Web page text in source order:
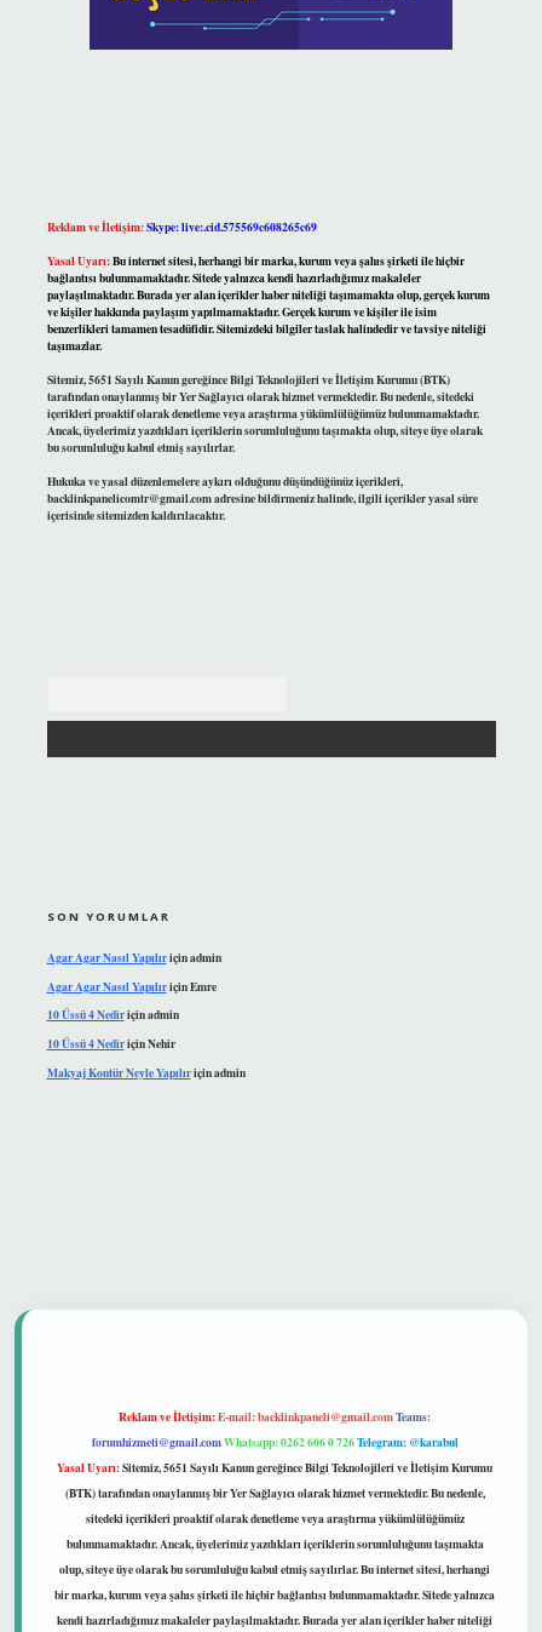
Reklam ve İletişim:Skype: live:.cid.575569c608265c69
Yasal Uyarı:Bu internet sitesi, herhangi bir marka, kurum veya şahıs şirketi ile hiçbir
bağlantısı bulunmamaktadır. Sitede yalnızca kendi hazırladığımız makaleler
paylaşılmaktadır. Burada yer alan içerikler haber niteliği taşımamakta olup, gerçek kurum
ve kişiler hakkında paylaşım yapılmamaktadır. Gerçek kurum ve kişiler ile isim
benzerlikleri tamamen tesadüfidir. Sitemizdeki bilgiler taslak halindedir ve tavsiye niteliği
taşımazlar.
Sitemiz, 5651 Sayılı Kanun gereğince Bilgi Teknolojileri ve İletişim Kurumu (BTK)
tarafından onaylanmış bir Yer Sağlayıcı olarak hizmet vermektedir. Bu nedenle, sitedeki
içerikleri proaktif olarak denetleme veya araştırma yükümlülüğümüz bulunmamaktadır.
Ancak, üyelerimiz yazdıkları içeriklerin sorumluluğunu taşımakta olup, siteye üye olarak
bu sorumluluğu kabul etmiş sayılırlar.
Hukuka ve yasal düzenlemelere aykırı olduğunu düşündüğünüz içerikleri,
backlinkpanelicomtr@gmail.comadresine bildirmeniz halinde, ilgili içerikler yasal süre
içerisinde sitemizden kaldırılacaktır.
SON YORUMLAR
Agar Agar Nasıl Yapılıriçinadmin
Agar Agar Nasıl YapılıriçinEmre
10 Üssü 4 Nediriçinadmin
10 Üssü 4 NediriçinNehir
Makyaj Kontür Neyle Yapılıriçinadmin
Reklam ve İletişim:E-mail:backlinkpaneli@gmail.comTeams:
forumhizmeti@gmail.comWhatsapp: 0262 606 0 726Telegram: @karabul
Yasal Uyarı:Sitemiz, 5651 Sayılı Kanun gereğince Bilgi Teknolojileri ve İletişim Kurumu
(BTK) tarafından onaylanmış bir Yer Sağlayıcı olarak hizmet vermektedir. Bu nedenle,
sitedeki içerikleri proaktif olarak denetleme veya araştırma yükümlülüğümüz
bulunmamaktadır. Ancak, üyelerimiz yazdıkları içeriklerin sorumluluğunu taşımakta
olup, siteye üye olarak bu sorumluluğu kabul etmiş sayılırlar. Bu internet sitesi, herhangi
bir marka, kurum veya şahıs şirketi ile hiçbir bağlantısı bulunmamaktadır. Sitede yalnızca
kendi hazırladığımız makaleler paylaşılmaktadır. Burada yer alan içerikler haber niteliği